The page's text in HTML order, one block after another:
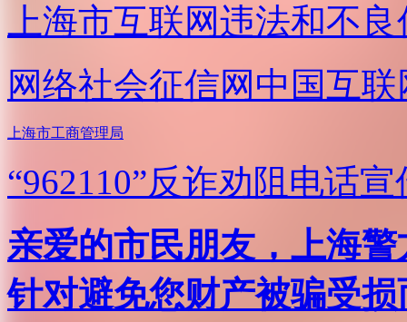
上海市互联网违法和不
网络社会征信网 中国互
上海市工商管理局
“962110”反诈劝阻电话宣
亲爱的市民朋友，上海
针对避免您财产被骗受